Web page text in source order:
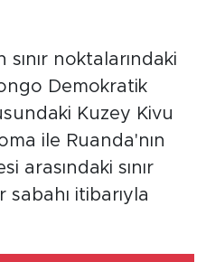
noktalarındaki
Demokratik
Kuzey Kivu
ile Ruanda'nın
arasındaki sınır
itibarıyla